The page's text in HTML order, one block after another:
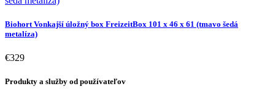
Biohort Vonkajší úložný box FreizeitBox 101 x 46 x 61 (tmavo šedá
metalíza)
€329
Produkty a služby od používateľov